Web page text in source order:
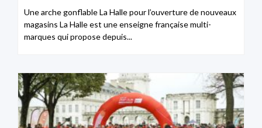
Une arche gonflable La Halle pour l’ouverture de nouveaux
magasins La Halle est une enseigne française multi-
marques qui propose depuis...